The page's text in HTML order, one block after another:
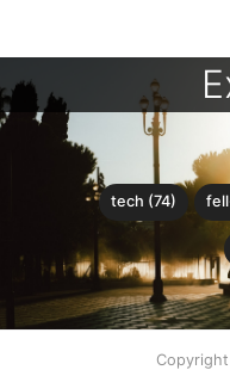
tech (74)